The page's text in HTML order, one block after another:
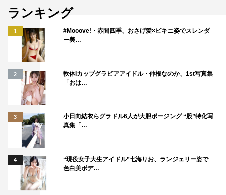
ランキング
1
#Mooove!・赤間四季、おさげ髪×ビキニ姿でスレンダ
ー美…
2
軟体Iカップグラビアアイドル・仲根なのか、1st写真集
「おは…
3
小日向結衣らグラドル6人が大胆ポージング “股”特化写
真集「…
4
“現役女子大生アイドル”七海りお、ランジェリー姿で
色白美ボデ…